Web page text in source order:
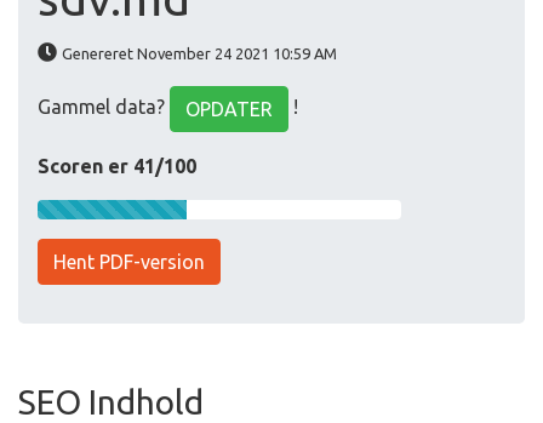
Genereret November 24 2021 10:59 AM
Gammel data? OPDATER !
Scoren er 41/100
Hent PDF-version
SEO Indhold